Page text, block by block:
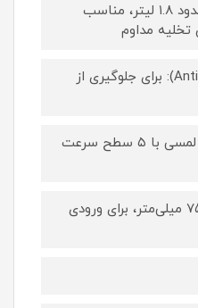
ظرفیت مخزن ضایعات: حدود ۱.۸ لیتر، مناسب
تخلیه مداوم
سیستم ضدچکیدن (Anti-Drip): برای جلوگیری از
کنترل: نمایشگر دیجیتالی لمسی با ۵ سطح سرعت
دهانه ورودی: قطر حدود ۷۵ میلی‌متر، برای ورودی